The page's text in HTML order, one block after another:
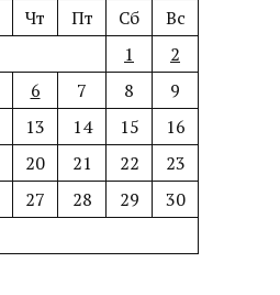
Чт Пт Сб
Вс
1
2
6 7 8
9
13 14 15
16
20 21 22
23
27 28 29
30